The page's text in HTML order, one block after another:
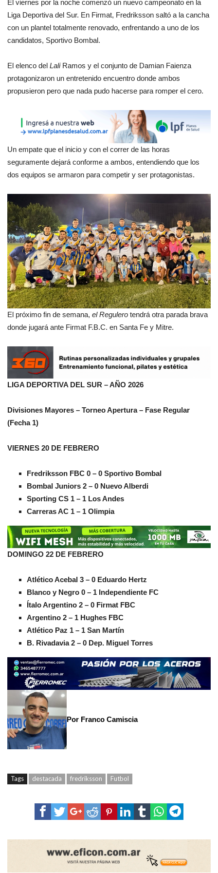
El viernes por la noche comenzó un nuevo campeonato en la
Liga Deportiva del Sur. En Firmat, Fredriksson saltó a la cancha
con un plantel totalmente renovado, enfrentando a uno de los
candidatos, Sportivo Bombal.
El elenco del Lali Ramos y el conjunto de Damian Faienza
protagonizaron un entretenido encuentro donde ambos
propusieron pero que nada pudo hacerse para romper el cero.
Un empate que el inicio y con el correr de las horas
seguramente dejará conforme a ambos, entendiendo que los
dos equipos se armaron para competir y ser protagonistas.
El próximo fin de semana, el Regulero tendrá otra parada brava
donde jugará ante Firmat F.B.C. en Santa Fe y Mitre.
LIGA DEPORTIVA DEL SUR – AÑO 2026
Divisiones Mayores – Torneo Apertura – Fase Regular
(Fecha 1)
VIERNES 20 DE FEBRERO
Fredriksson FBC 0 – 0 Sportivo Bombal
Bombal Juniors 2 – 0 Nuevo Alberdi
Sporting CS 1 – 1 Los Andes
Carreras AC 1 – 1 Olimpia
DOMINGO 22 DE FEBRERO
Atlético Acebal 3 – 0 Eduardo Hertz
Blanco y Negro 0 – 1 Independiente FC
Ítalo Argentino 2 – 0 Firmat FBC
Argentino 2 – 1 Hughes FBC
Atlético Paz 1 – 1 San Martín
B. Rivadavia 2 – 0 Dep. Miguel Torres
Por Franco Camiscia
Tags destacada fredriksson Futbol